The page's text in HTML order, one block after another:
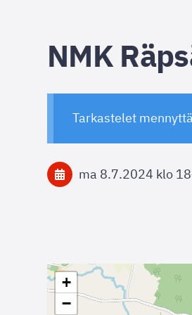
NMK
Tarkastelet
ma 8.7.2024 klo 18
+
−